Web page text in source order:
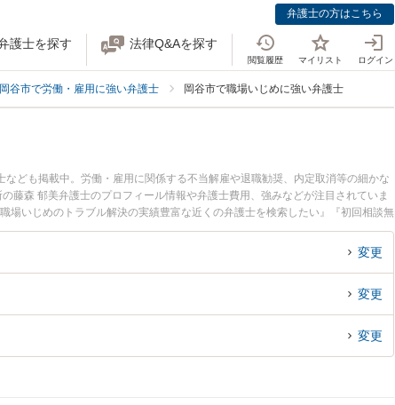
弁護士の方はこちら
護士を探す 法律Q&Aを探す
閲覧履歴 マイリスト ログイン
岡谷市で労働・雇用に強い弁護士 岡谷市で職場いじめに強い弁護士
ども掲載中。労働・雇用に関係する不当解雇や退職勧奨、内定取消等の細かな
藤森 郁美弁護士のプロフィール情報や弁護士費用、強みなどが注目されていま
いじめのトラブル解決の実績豊富な近くの弁護士を検索したい』『初回相談無
におすすめです。
変更
変更
変更